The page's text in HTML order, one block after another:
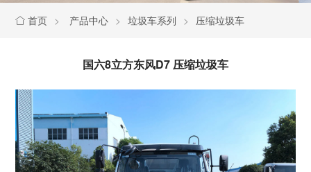
 首页 > 产品中心 > 垃圾车系列 > 压缩垃圾车
国六8立方东风D7 压缩垃圾车